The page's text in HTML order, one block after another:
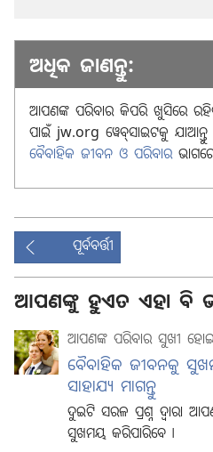
ଅଧିକ ଜାଣନ୍ତୁ:
ଆପଣଙ୍କ ପରିବାର କିପରି ଖୁସିରେ
ପାଇଁ jw.org ୱେବ୍‌ସାଇଟକୁ ଯାଆନ୍ତୁ
ବୈବାହିକ ଜୀବନ ଓ ପରିବାର
ପୂର୍ବବର୍ତ୍ତୀ
ଆପଣଙ୍କୁ ହୁଏତ ଏହା ବି
ଆପଣଙ୍କ ପରିବାର ସୁଖୀ
ବୈବାହିକ ଜୀବନକୁ
ସାହାଯ୍ୟ ମାଗନ୍ତୁ
ଦୁଇଟି ସରଳ ପ୍ରଶ୍ନ ଦ୍ୱାରା
ସୁଖମୟ କରିପାରିବେ ।